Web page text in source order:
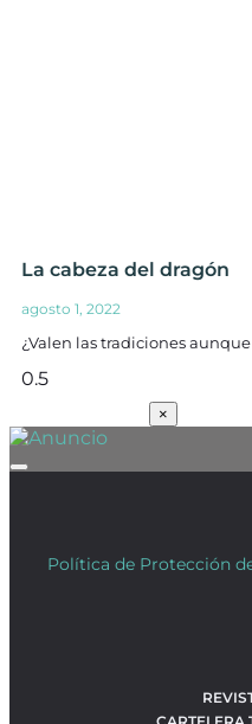
La cabeza del dragón
agosto 1, 2022
¿Valen las tradiciones
×
Política de Protección